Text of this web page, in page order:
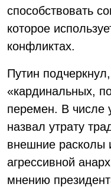
способствовать
которое
конфликтах.
Путин
«кардинальных,
перемен. В числе
назвал утрату
внешние расколы
агрессивной
мнению